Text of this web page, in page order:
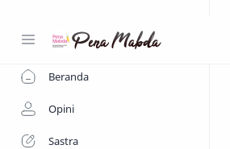
Beranda
Opini
Sastra